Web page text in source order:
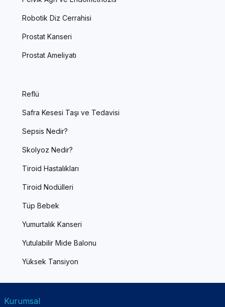
Robotik Diz Cerrahisi
Prostat Kanseri
Prostat Ameliyatı
Reflü
Safra Kesesi Taşı ve Tedavisi
Sepsis Nedir?
Skolyoz Nedir?
Tiroid Hastalıkları
Tiroid Nodülleri
Tüp Bebek
Yumurtalık Kanseri
Yutulabilir Mide Balonu
Yüksek Tansiyon
Kurumsal